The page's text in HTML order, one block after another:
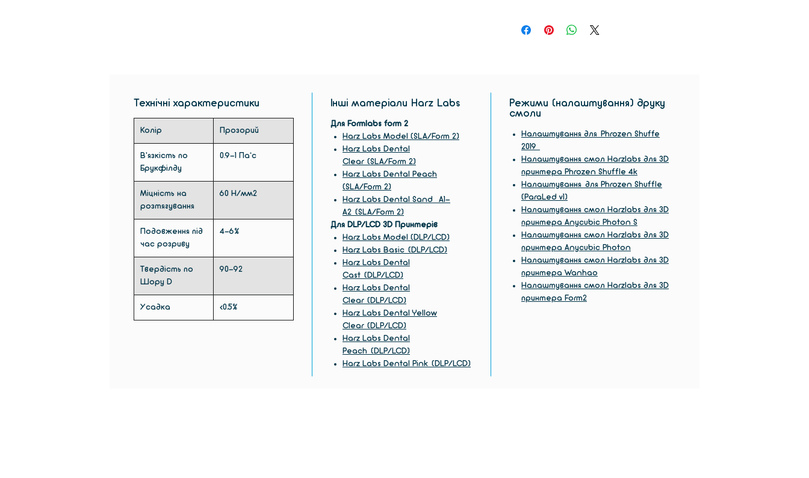
Технічні характеристики
Колір Прозорий
В'язкість по
Брукфілду
0.9-1 Па*с
Міцність на
розтягування
60 Н/мм2
Подовження під
час розриву
4-6%
Твердість по
Шору D
90-92
Усадка <0.5%
Інші матеріали Harz Labs
Для Formlabs form 2
Harz Labs Model (SLA/Form 2)
Harz Labs Dental
Clear (SLA/Form 2)
Harz Labs Dental Peach
(SLA/Form 2)
Harz Labs Dental Sand A1-
A2 (SLA/Form 2)
Для DLP/LCD 3D Принтерів
Harz Labs Model (DLP/LCD)
Harz Labs Basic (DLP/LCD)
Harz Labs Dental
Cast (DLP/LCD)
Harz Labs Dental
Clear (DLP/LCD)
Harz Labs Dental Yellow
Clear (DLP/LCD)
Harz Labs Dental
Peach (DLP/LCD)
Harz Labs Dental Pink (DLP/LCD)
Режими (налаштування) друку
смоли
Налаштування для Phrozen Shuffe
2019
Налаштування смол Harzlabs для 3D
принтера Phrozen Shuffle 4k
Налаштування для Phrozen Shuffle
(ParaLed v1)
Налаштування смол Harzlabs для 3D
принтера Anycubic Photon S
Налаштування смол Harzlabs для 3D
принтера Anycubic Photon
Налаштування смол Harzlabs для 3D
принтера Wanhao
Налаштування смол Harzlabs для 3D
принтера Form2